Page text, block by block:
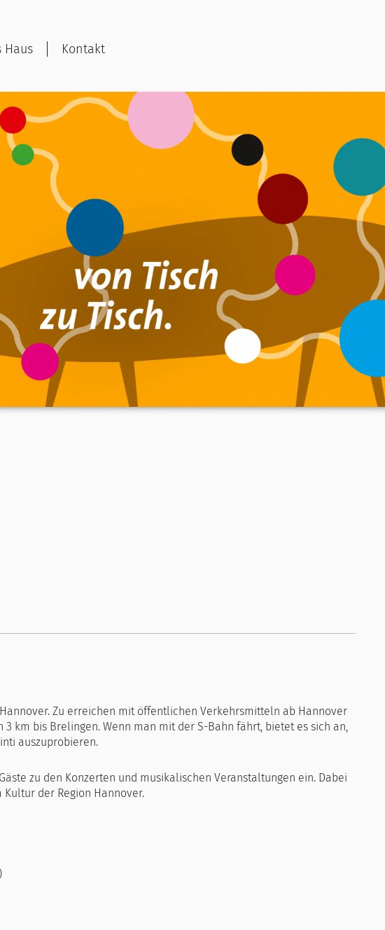
Haus Kontakt
Zu erreichen mit öffentlichen Verkehrsmitteln ab Hannover
km bis Brelingen. Wenn man mit der S-Bahn fährt, bietet es sich an,
auszuprobieren.
zu den Konzerten und musikalischen Veranstaltungen ein. Dabei
der Region Hannover.